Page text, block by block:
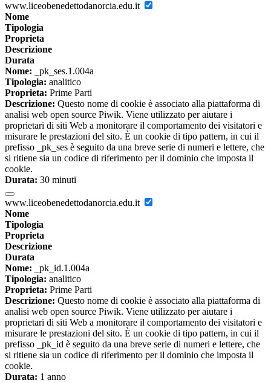
www.liceobenedettodanorcia.edu.it
Nome
Tipologia
Proprieta
Descrizione
Durata
Nome: _pk_ses.1.004a
Tipologia: analitico
Proprieta: Prime Parti
Descrizione: Questo nome di cookie è associato alla piattaforma di
analisi web open source Piwik. Viene utilizzato per aiutare i
proprietari di siti Web a monitorare il comportamento dei visitatori e
misurare le prestazioni del sito. È un cookie di tipo pattern, in cui il
prefisso _pk_ses è seguito da una breve serie di numeri e lettere, che
si ritiene sia un codice di riferimento per il dominio che imposta il
cookie.
Durata: 30 minuti
www.liceobenedettodanorcia.edu.it
Nome
Tipologia
Proprieta
Descrizione
Durata
Nome: _pk_id.1.004a
Tipologia: analitico
Proprieta: Prime Parti
Descrizione: Questo nome di cookie è associato alla piattaforma di
analisi web open source Piwik. Viene utilizzato per aiutare i
proprietari di siti Web a monitorare il comportamento dei visitatori e
misurare le prestazioni del sito. È un cookie di tipo pattern, in cui il
prefisso _pk_id è seguito da una breve serie di numeri e lettere, che
si ritiene sia un codice di riferimento per il dominio che imposta il
cookie.
Durata: 1 anno